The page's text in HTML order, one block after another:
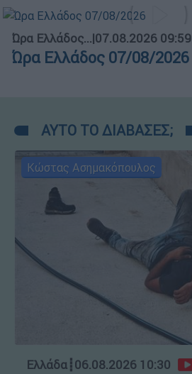
Ώρα Ελλάδος...|07.08.2026 09:59
Ώρα Ελλάδος 07/08/2026
ΑΥΤΟ ΤΟ ΔΙΑΒΑΣΕΣ;
Κώστας Ασημακόπουλος
Ελλάδα┋06.08.2026 10:30